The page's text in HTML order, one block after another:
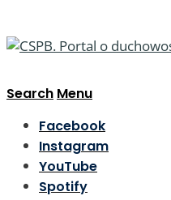
Search Menu
Facebook
Instagram
YouTube
Spotify